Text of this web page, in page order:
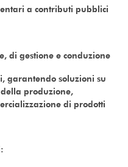
a contributi pubblici
di gestione e conduzione
garantendo soluzioni su
produzione,
di prodotti